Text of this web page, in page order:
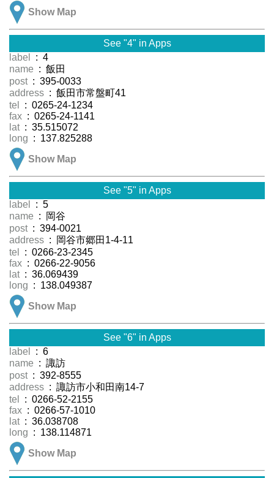
Show Map
See "4" in Apps
label
: 4
name : 飯田
post : 395-0033
address : 飯田市常盤町41
tel
: 0265-24-1234
fax : 0265-24-1141
lat : 35.515072
long : 137.825288
Show Map
See "5" in Apps
label
: 5
name : 岡谷
post : 394-0021
address : 岡谷市郷田1-4-11
tel
: 0266-23-2345
fax : 0266-22-9056
lat : 36.069439
long : 138.049387
Show Map
See "6" in Apps
label
: 6
name : 諏訪
post : 392-8555
address : 諏訪市小和田南14-7
tel
: 0266-52-2155
fax : 0266-57-1010
lat : 36.038708
long : 138.114871
Show Map